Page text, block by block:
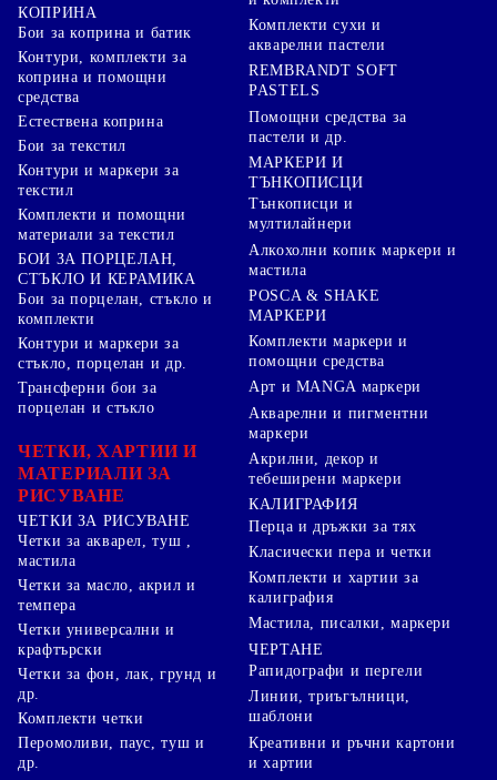
КОПРИНА
Бои за коприна и батик
Контури, комплекти за
коприна и помощни
средства
Естествена коприна
Бои за текстил
Контури и маркери за
текстил
Комплекти и помощни
материали за текстил
БОИ ЗА ПОРЦЕЛАН,
СТЪКЛО И КЕРАМИКА
Бои за порцелан, стъкло и
комплекти
Контури и маркери за
стъкло, порцелан и др.
Трансферни бои за
порцелан и стъкло
ЧЕТКИ, ХАРТИИ И
МАТЕРИАЛИ ЗА
РИСУВАНЕ
ЧЕТКИ ЗА РИСУВАНЕ
Четки за акварел, туш ,
мастила
Четки за масло, акрил и
темпера
Четки универсални и
крафтърски
Четки за фон, лак, грунд и
др.
Комплекти четки
Комплекти сухи и
акварелни пастели
REMBRANDT SOFT
PASTELS
Помощни средства за
пастели и др.
МАРКЕРИ И
ТЪНКОПИСЦИ
Тънкописци и
мултилайнери
Алкохолни копик маркери и
мастила
POSCA & SHAKE
МАРКЕРИ
Комплекти маркери и
помощни средства
Арт и MANGA маркери
Акварелни и пигментни
маркери
Акрилни, декор и
тебеширени маркери
КАЛИГРАФИЯ
Перца и дръжки за тях
Класически пера и четки
Комплекти и хартии за
калиграфия
Мастила, писалки, маркери
ЧЕРТАНЕ
Рапидографи и пергели
Линии, триъгълници,
шаблони
Перомоливи, паус, туш и
др.
Креативни и ръчни картони
и хартии